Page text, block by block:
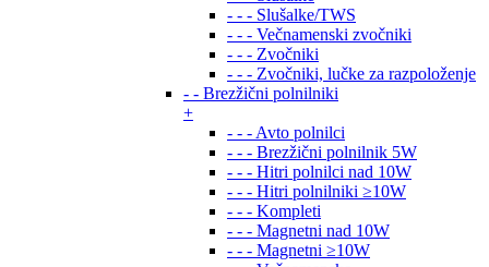
- - - Slušalke/TWS
- - - Večnamenski zvočniki
- - - Zvočniki
- - - Zvočniki, lučke za razpoloženje
- - Brezžični polnilniki
+
- - - Avto polnilci
- - - Brezžični polnilnik 5W
- - - Hitri polnilci nad 10W
- - - Hitri polnilniki ≥10W
- - - Kompleti
- - - Magnetni nad 10W
- - - Magnetni ≥10W